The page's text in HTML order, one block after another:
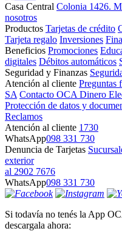
Casa Central Colonia 1426.
nosotros
Productos Tarjetas de crédito
Tarjeta regalo Inversiones
Beneficios Promociones
digitales Débitos automáticos
Seguridad y Finanzas
Atención al cliente Preguntas
SA Contacto OCA Dinero
Protección de datos y
Reclamos
Atención al cliente 1730
WhatsApp098 331 730
Denuncia de Tarjetas
exterior
al 2902 7676
WhatsApp098 331 730
Si todavía no tenés la App
descargala ahora: